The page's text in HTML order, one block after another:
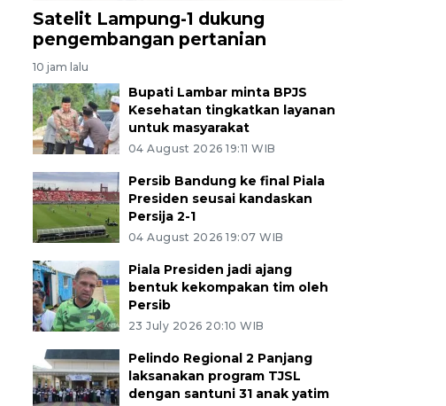
Satelit Lampung-1 dukung
pengembangan pertanian
10 jam lalu
Bupati Lambar minta BPJS
Kesehatan tingkatkan layanan
untuk masyarakat
04 August 2026 19:11 WIB
Persib Bandung ke final Piala
Presiden seusai kandaskan
Persija 2-1
04 August 2026 19:07 WIB
Piala Presiden jadi ajang
bentuk kekompakan tim oleh
Persib
23 July 2026 20:10 WIB
Pelindo Regional 2 Panjang
laksanakan program TJSL
dengan santuni 31 anak yatim